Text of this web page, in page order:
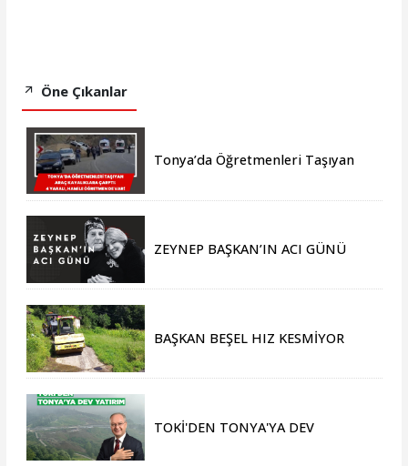
Öne Çıkanlar
Tonya’da Öğretmenleri Taşıyan
ZEYNEP BAŞKAN’IN ACI GÜNÜ
BAŞKAN BEŞEL HIZ KESMİYOR
TOKİ'DEN TONYA'YA DEV